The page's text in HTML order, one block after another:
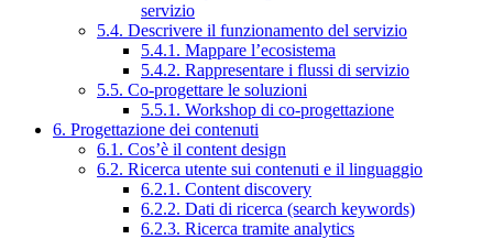
servizio
5.4. Descrivere il funzionamento del servizio
5.4.1. Mappare l’ecosistema
5.4.2. Rappresentare i flussi di servizio
5.5. Co-progettare le soluzioni
5.5.1. Workshop di co-progettazione
6. Progettazione dei contenuti
6.1. Cos’è il content design
6.2. Ricerca utente sui contenuti e il linguaggio
6.2.1. Content discovery
6.2.2. Dati di ricerca (search keywords)
6.2.3. Ricerca tramite analytics